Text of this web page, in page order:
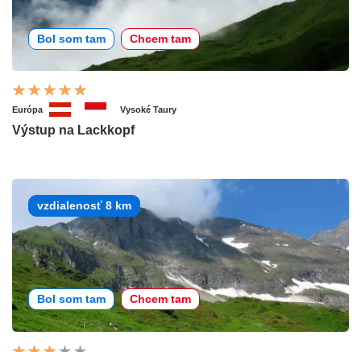
Bol som tam Chcem tam
Európa Vysoké Taury
Výstup na Lackkopf
vzdialenosť 8 km
Bol som tam Chcem tam